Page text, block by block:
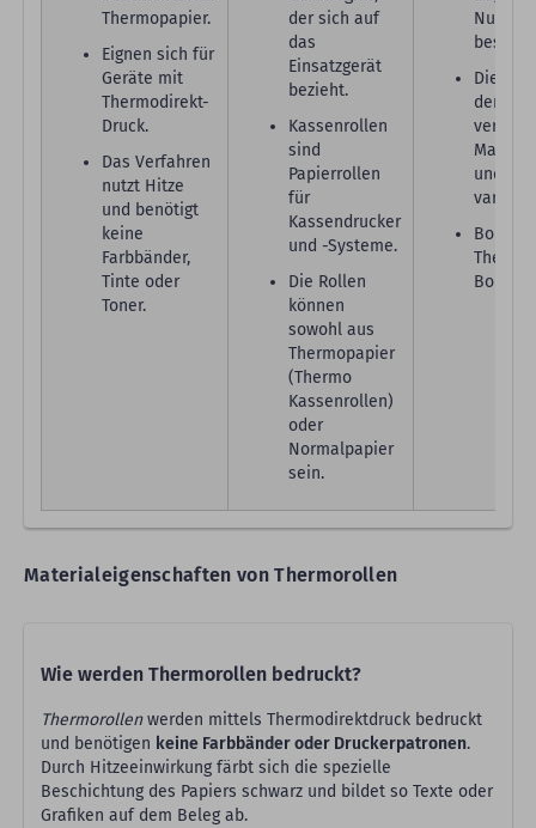
Thermopapier.
Eignen sich für
Geräte mit
Thermodirekt-
Druck.
Das Verfahren
nutzt Hitze
und benötigt
keine
Farbbänder,
Tinte oder
Toner.
der sich auf
das
Einsatzgerät
bezieht.
Kassenrollen
sind
Papierrollen
für
Kassendrucker
und -Systeme.
Die Rollen
können
sowohl aus
Thermopapier
(Thermo
Kassenrollen)
oder
Normalpapier
sein.
Die
den
und
Materialeigenschaften von Thermorollen
Wie werden Thermorollen bedruckt?
Thermorollenwerden mittels Thermodirektdruck bedruckt
und benötigen keine Farbbänder oder Druckerpatronen.
Durch Hitzeeinwirkung färbt sich die spezielle
Beschichtung des Papiers schwarz und bildet so Texte oder
Grafiken auf dem Beleg ab.